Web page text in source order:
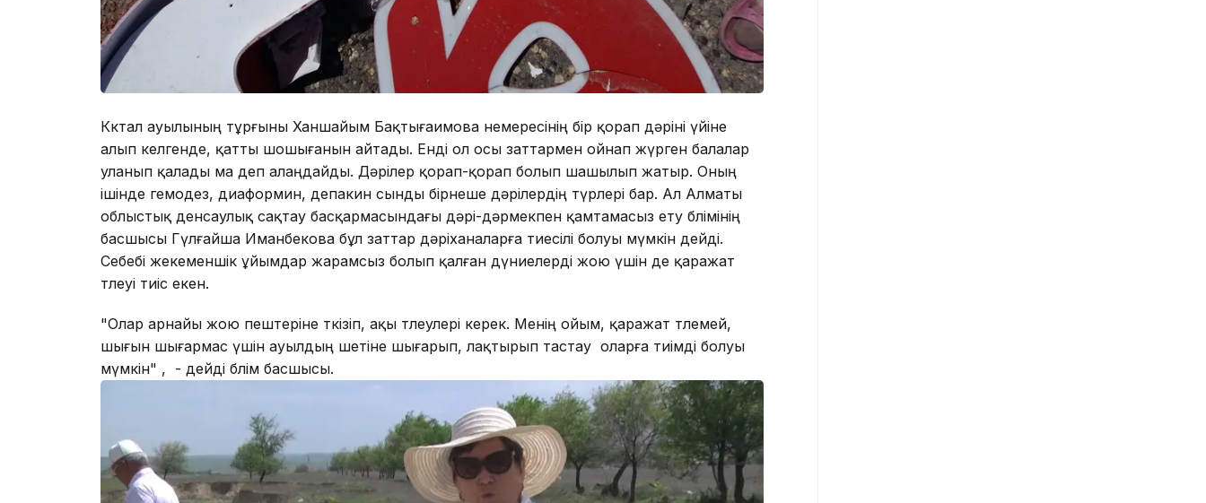
Көктал ауылының тұрғыны Ханшайым Бақтығаимова немересінің бір қорап дәріні үйіне
алып келгенде, қатты шошығанын айтады. Енді ол осы заттармен ойнап жүрген балалар
уланып қалады ма деп алаңдайды. Дәрілер қорап-қорап болып шашылып жатыр. Оның
ішінде гемодез, диаформин, депакин сынды бірнеше дәрілердің түрлері бар. Ал Алматы
облыстық денсаулық сақтау басқармасындағы дәрі-дәрмекпен қамтамасыз ету бөлімінің
басшысы Гүлғайша Иманбекова бұл заттар дәріханаларға тиесілі болуы мүмкін дейді.
Себебі жекеменшік ұйымдар жарамсыз болып қалған дүниелерді жою үшін де қаражат
төлеуі тиіс екен.
"Олар арнайы жою пештеріне өткізіп, ақы төлеулері керек. Менің ойым, қаражат төлемей,
шығын шығармас үшін ауылдың шетіне шығарып, лақтырып тастау оларға тиімді болуы
мүмкін" , - дейді бөлім басшысы.